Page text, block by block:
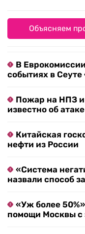
Объясняем
В
событиях в
Пожар на НПЗ и
известно об
Китайская
нефти из России
«Система
назвали способ
«Уж более
помощи Москвы с